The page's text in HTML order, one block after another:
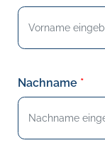
Nachname